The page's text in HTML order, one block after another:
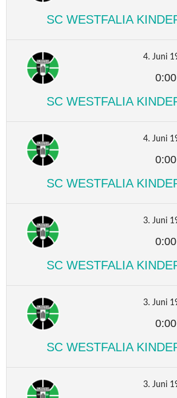
SC WESTFALIA
4. Juni
0:00
SC WESTFALIA
4. Juni
0:00
SC WESTFALIA
3. Juni
0:00
SC WESTFALIA
3. Juni
0:00
SC WESTFALIA
3. Juni